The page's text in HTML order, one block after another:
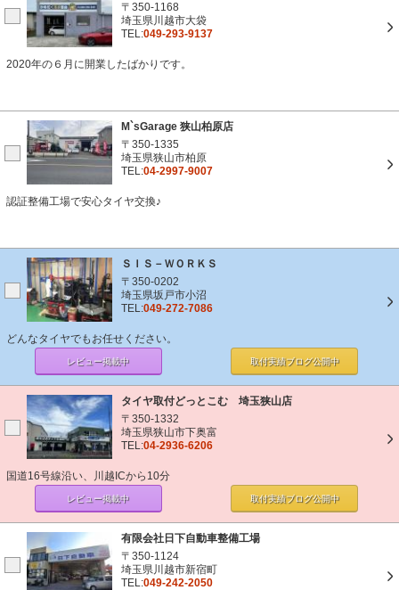
〒350-1168
埼玉県川越市大袋
TEL:049-293-9137
2020年の６月に開業したばかりです。
M`sGarage 狭山柏原店
〒350-1335
埼玉県狭山市柏原
TEL:04-2997-9007
認証整備工場で安心タイヤ交換♪
ＳＩＳ－ＷＯＲＫＳ
〒350-0202
埼玉県坂戸市小沼
TEL:049-272-7086
どんなタイヤでもお任せください。
レビュー掲載中 取付実績ブログ公開中
タイヤ取付どっとこむ 埼玉狭山店
〒350-1332
埼玉県狭山市下奥富
TEL:04-2936-6206
国道16号線沿い、川越ICから10分
レビュー掲載中 取付実績ブログ公開中
有限会社日下自動車整備工場
〒350-1124
埼玉県川越市新宿町
TEL:049-242-2050